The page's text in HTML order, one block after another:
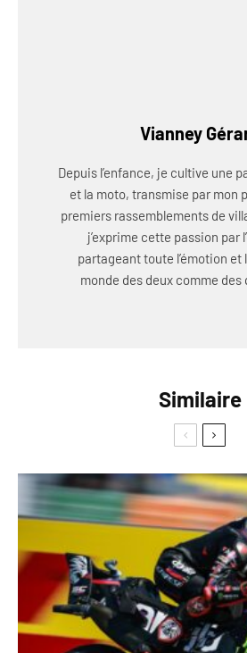
Vianney
Depuis l’enfance, je cultive une
et la moto, transmise par mon
premiers rassemblements de
j’exprime cette passion par
partageant toute l’émotion et
monde des deux comme des
Similaire